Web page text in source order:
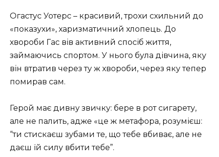
Огастус Уотерс – красивий, трохи схильний до
«показухи», харизматичний хлопець. До
хвороби Гас вів активний спосіб життя,
займаючись спортом. У нього була дівчина, яку
він втратив через ту ж хвороби, через яку тепер
помирав сам.
Герой має дивну звичку: бере в рот сигарету,
але не палить, адже «це ж метафора, розумієш:
“ти стискаєш зубами те, що тебе вбиває, але не
даєш їй силу вбити тебе”.